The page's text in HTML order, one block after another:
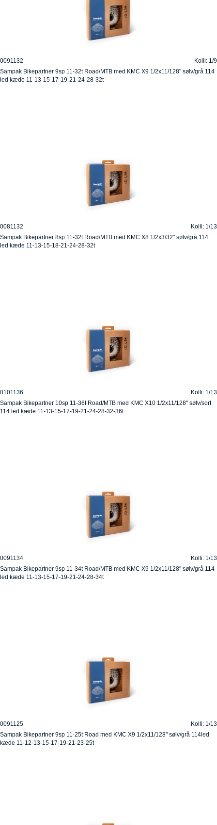
0091132
Kolli: 1/9
Sampak Bikepartner 9sp 11-32t Road/MTB med KMC X9 1/2x11/128" sølv/grå 114
led kæde 11-13-15-17-19-21-24-28-32t
0081132
Kolli: 1/13
Sampak Bikepartner 8sp 11-32t Road/MTB med KMC X8 1/2x3/32" sølv/grå 114
led kæde 11-13-15-18-21-24-28-32t
0101136
Kolli: 1/13
Sampak Bikepartner 10sp 11-36t Road/MTB med KMC X10 1/2x11/128" sølv/sort
114 led kæde 11-13-15-17-19-21-24-28-32-36t
0091134
Kolli: 1/13
Sampak Bikepartner 9sp 11-34t Road/MTB med KMC X9 1/2x11/128" sølv/grå 114
led kæde 11-13-15-17-19-21-24-28-34t
0091125
Kolli: 1/13
Sampak Bikepartner 9sp 11-25t Road med KMC X9 1/2x11/128" sølv/grå 114led
kæde 11-12-13-15-17-19-21-23-25t